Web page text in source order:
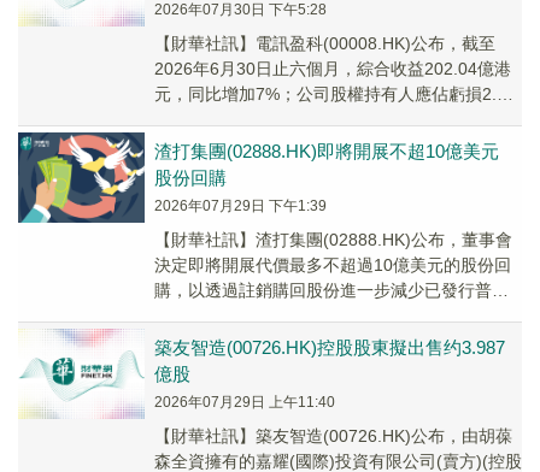
2026年07月30日 下午5:28
【財華社訊】電訊盈科(00008.HK)公布，截至
2026年6月30日止六個月，綜合收益202.04億港
元，同比增加7%；公司股權持有人應佔虧損2.76
渣打集團(02888.HK)即將開展不超10億美元
股份回購
2026年07月29日 下午1:39
【財華社訊】渣打集團(02888.HK)公布，董事會
決定即將開展代價最多不超過10億美元的股份回
購，以透過註銷購回股份進一步減少已發行普通
築友智造(00726.HK)控股股東擬出售约3.987
億股
2026年07月29日 上午11:40
【財華社訊】築友智造(00726.HK)公布，由胡葆
森全資擁有的嘉耀(國際)投資有限公司(賣方)(控股